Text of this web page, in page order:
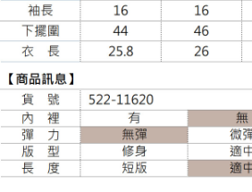
貨到付款
每筆NT$120